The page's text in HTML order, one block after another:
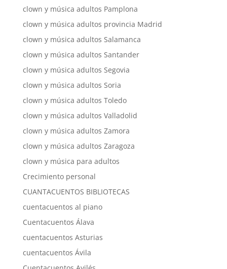
clown y música adultos Pamplona
clown y música adultos provincia Madrid
clown y música adultos Salamanca
clown y música adultos Santander
clown y música adultos Segovia
clown y música adultos Soria
clown y música adultos Toledo
clown y música adultos Valladolid
clown y música adultos Zamora
clown y música adultos Zaragoza
clown y música para adultos
Crecimiento personal
CUANTACUENTOS BIBLIOTECAS
cuentacuentos al piano
Cuentacuentos Álava
cuentacuentos Asturias
cuentacuentos Ávila